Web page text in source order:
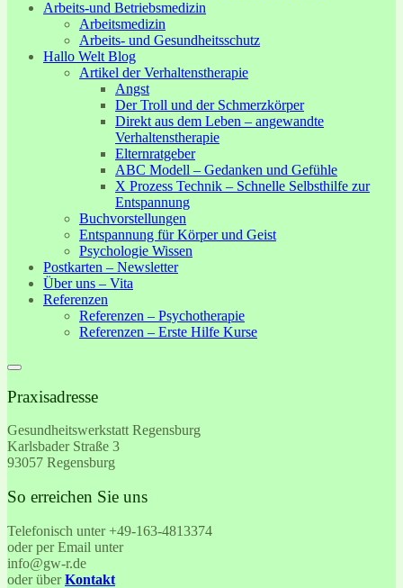
Arbeits-und Betriebsmedizin
Arbeitsmedizin
Arbeits- und Gesundheitsschutz
Hallo Welt Blog
Artikel der Verhaltenstherapie
Angst
Der Troll und der Schmerzkörper
Direkt aus dem Leben – angewandte
Verhaltenstherapie
Elternratgeber
ABC Modell – Gedanken und Gefühle
X Prozess Technik – Schnelle Selbsthilfe zur
Entspannung
Buchvorstellungen
Entspannung für Körper und Geist
Psychologie Wissen
Postkarten – Newsletter
Über uns – Vita
Referenzen
Referenzen – Psychotherapie
Referenzen – Erste Hilfe Kurse
Praxisadresse
Gesundheitswerkstatt Regensburg
Karlsbader Straße 3
93057 Regensburg
So erreichen Sie uns
Telefonisch unter +49-163-4813374
oder per Email unter
info@gw-r.de
oder überKontakt